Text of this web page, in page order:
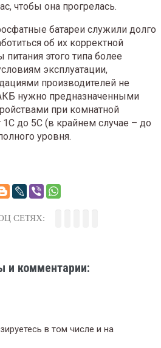
чтобы она прогрелась.
батареи служили долго
об их корректной
этого типа более
эксплуатации,
производителей не
нужно предназначенными
при комнатной
1С до 5С (в крайнем случае – до
уровня.
СЕТЯХ:
и комментарии:
в том числе и на